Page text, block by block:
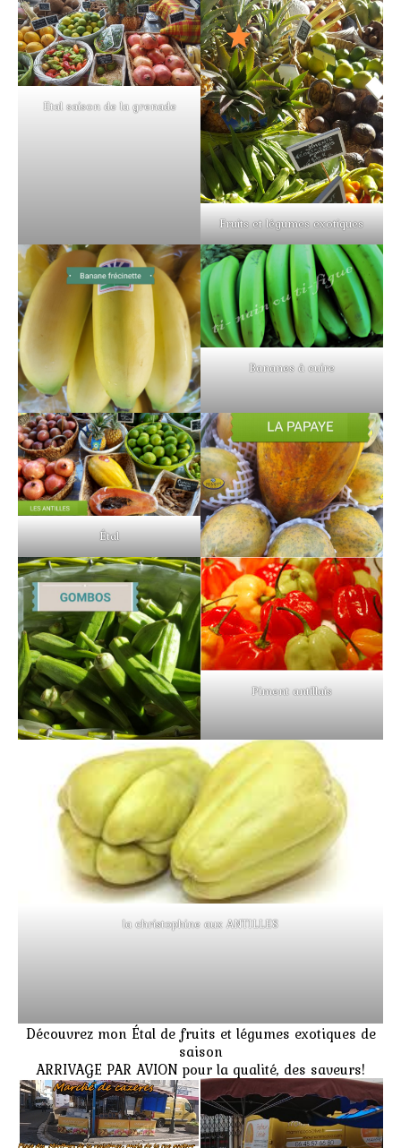
Etal saison de la grenade
Fruits et légumes exotiques
Bananes à cuire
Étal
Piment antillais
la christophine aux ANTILLES
Découvrez mon Étal de fruits et légumes exotiques de
saison
ARRIVAGE PAR AVION pour la qualité, des saveurs!